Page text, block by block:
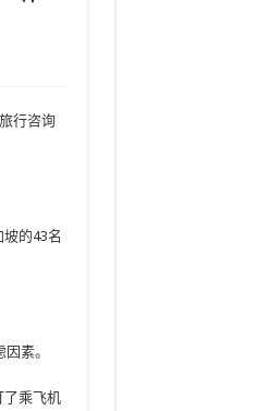
行咨询
的43名
素。
了乘飞机